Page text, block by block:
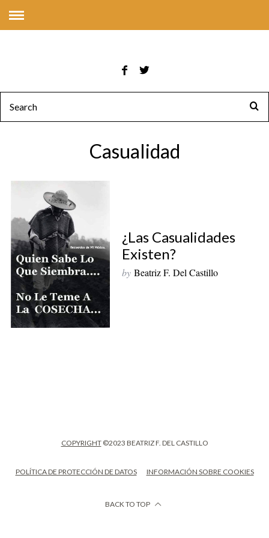
Casualidad
¿Las Casualidades
Existen?
by Beatriz F. Del Castillo
COPYRIGHT©2023 BEATRIZ F. DEL CASTILLO
POLÍTICA DE PROTECCIÓN DE DATOS INFORMACIÓN SOBRE COOKIES
BACK TO TOP